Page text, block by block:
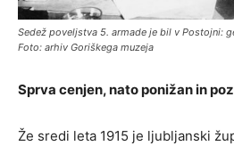
Sedež poveljstva 5. armade je bil v Postojni:
Foto: arhiv Goriškega muzeja
Sprva cenjen, nato ponižan in
Že sredi leta 1915 je ljubljanski